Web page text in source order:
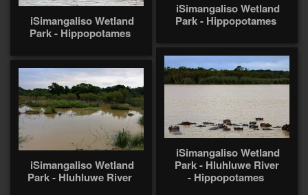
iSimangaliso Wetland
Park - Hippopotames
iSimangaliso Wetland
Park - Hippopotames
iSimangaliso Wetland
Park - Hluhluwe River
- Hippopotames
iSimangaliso Wetland
Park - Hluhluwe River